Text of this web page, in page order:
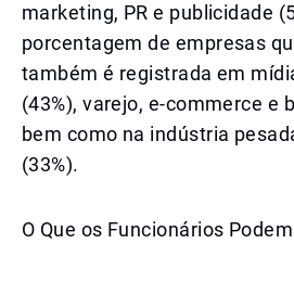
marketing, PR e publicidade
porcentagem de empresas
também é registrada em
(43%), varejo, e-commerce e
bem como na indústria
(33%).
O Que os Funcionários